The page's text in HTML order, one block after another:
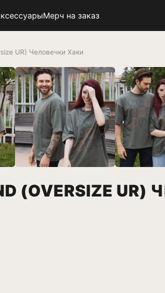
Мерч на заказ
UR) Человечки Хаки
(OVERSIZE